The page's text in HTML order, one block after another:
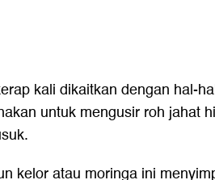
kali dikaitkan dengan hal-
untuk mengusir roh jahat
kelor atau moringa ini